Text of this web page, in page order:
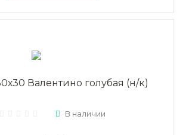
Валентино голубая (н/к)
В наличии